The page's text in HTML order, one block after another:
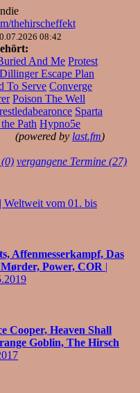
thehirscheffekt
08:42
And Me Protest
Escape Plan
To Serve Converge
Poison The Well
Sparta
Path Hypno5e
(powered by last.fm)
vergangene Termine (27)
| Weltweit vom 01. bis
Affenmesserkampf, Das
Power, COR |
Cooper, Heaven Shall
Goblin, The Hirsch